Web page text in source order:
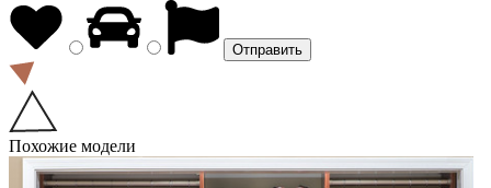
Похожие модели